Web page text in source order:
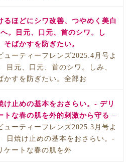
るほどにシワ改善、つやめく美白
。目元、口元、首のシワ。し
そばかすを防ぎたい。
ューティーフレンズ2025.4月号よ
目元、口元、首のシワ。しみ、
かすを防ぎたい。全部お
け止めの基本をおさらい。- デリ
トな春の肌を外的刺激から守る –
ューティーフレンズ2025.3月号よ
日焼け止めの基本をおさらい。-
ケートな春の肌を外